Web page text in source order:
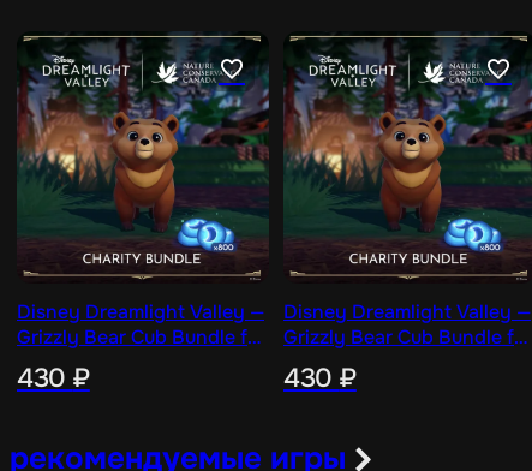
Disney Dreamlight Valley —
Grizzly Bear Cub Bundle for
Charity — 800 Moonstones
430 ₽
Disney Dreamlight Valley —
Grizzly Bear Cub Bundle for
Charity — 800 Moonstones
430 ₽
рекомендуемые игры